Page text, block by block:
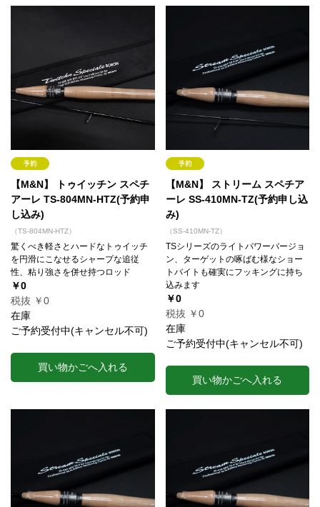
【M&N】 トゥイッチン スペチ
アーレ TS-804MN-HTZ(予約申
し込み)
（TS-804MN-HTZ）
驚くべき軽さとハードなトゥイッチ
を円滑にこなせるシャープな追従
性、粘り強さを併せ持つロッド
￥0
税抜 ￥0
在庫
ご予約受付中(キャンセル不可)
買い物かごへ入れる
【M&N】 ストリーム スペチア
ーレ SS-410MN-TZ(予約申し込
み)
（SS-410MN-TZ）
TSシリーズのライトパワーバージョ
ン、ターゲットの啄ばむ様なショー
トバイトも確実にフッキングに持ち
込みます
￥0
税抜 ￥0
在庫
ご予約受付中(キャンセル不可)
買い物かごへ入れる